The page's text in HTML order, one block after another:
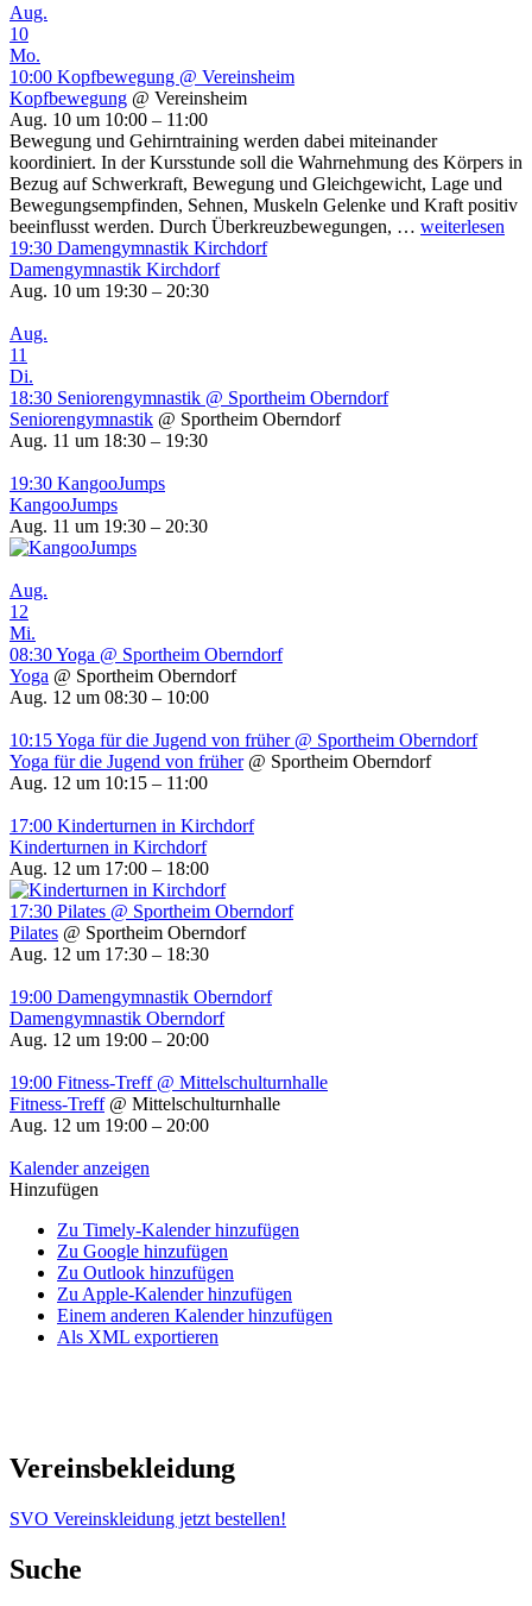
Aug.
10
Mo.
10:00 Kopfbewegung @ Vereinsheim
Kopfbewegung @ Vereinsheim
Aug. 10 um 10:00 – 11:00
Bewegung und Gehirntraining werden dabei miteinander
koordiniert. In der Kursstunde soll die Wahrnehmung des Körpers in
Bezug auf Schwerkraft, Bewegung und Gleichgewicht, Lage und
Bewegungsempfinden, Sehnen, Muskeln Gelenke und Kraft positiv
beeinflusst werden. Durch Überkreuzbewegungen, … weiterlesen
19:30 Damengymnastik Kirchdorf
Damengymnastik Kirchdorf
Aug. 10 um 19:30 – 20:30
Aug.
11
Di.
18:30 Seniorengymnastik @ Sportheim Oberndorf
Seniorengymnastik @ Sportheim Oberndorf
Aug. 11 um 18:30 – 19:30
19:30 KangooJumps
KangooJumps
Aug. 11 um 19:30 – 20:30
Aug.
12
Mi.
08:30Yoga @ Sportheim Oberndorf
Yoga @ Sportheim Oberndorf
Aug. 12 um 08:30 – 10:00
10:15Yoga für die Jugend von früher @ Sportheim Oberndorf
Yoga für die Jugend von früher @ Sportheim Oberndorf
Aug. 12 um 10:15 – 11:00
17:00 Kinderturnen in Kirchdorf
Kinderturnen in Kirchdorf
Aug. 12 um 17:00 – 18:00
17:30 Pilates @ Sportheim Oberndorf
Pilates @ Sportheim Oberndorf
Aug. 12 um 17:30 – 18:30
19:00 Damengymnastik Oberndorf
Damengymnastik Oberndorf
Aug. 12 um 19:00 – 20:00
19:00 Fitness-Treff @ Mittelschulturnhalle
Fitness-Treff @ Mittelschulturnhalle
Aug. 12 um 19:00 – 20:00
Kalender anzeigen
Hinzufügen
Zu Timely-Kalender hinzufügen
Zu Google hinzufügen
Zu Outlook hinzufügen
Zu Apple-Kalender hinzufügen
Einem anderen Kalender hinzufügen
Als XML exportieren
Vereinsbekleidung
SVO Vereinskleidung jetzt bestellen!
Suche